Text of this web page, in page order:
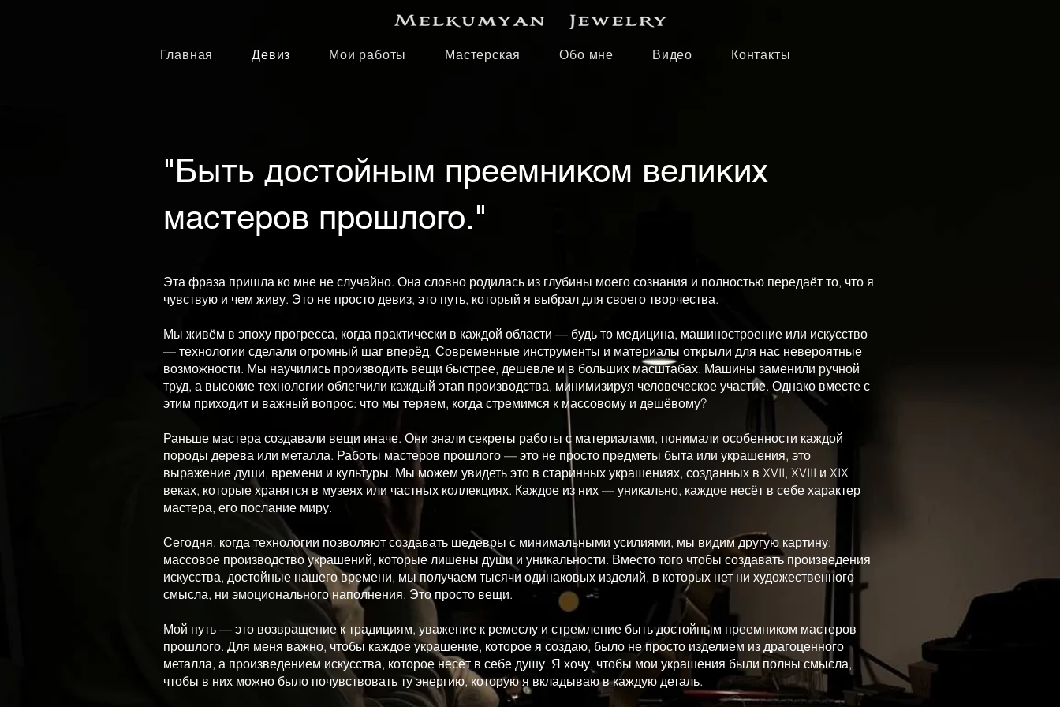
Главная Девиз Мои работы Мастерская Обо мне Видео Контакты
"Быть достойным преемником великих
мастеров прошлого."
Эта фраза пришла ко мне не случайно. Она словно родилась из глубины моего сознания и полностью передаёт то, что я
чувствую и чем живу. Это не просто девиз, это путь, который я выбрал для своего творчества.
Мы живём в эпоху прогресса, когда практически в каждой области — будь то медицина, машиностроение или искусство
— технологии сделали огромный шаг вперёд. Современные инструменты и материалы открыли для нас невероятные
возможности. Мы научились производить вещи быстрее, дешевле и в больших масштабах. Машины заменили ручной
труд, а высокие технологии облегчили каждый этап производства, минимизируя человеческое участие. Однако вместе с
этим приходит и важный вопрос: что мы теряем, когда стремимся к массовому и дешёвому?
Раньше мастера создавали вещи иначе. Они знали секреты работы с материалами, понимали особенности каждой
породы дерева или металла. Работы мастеров прошлого — это не просто предметы быта или украшения, это
выражение души, времени и культуры. Мы можем увидеть это в старинных украшениях, созданных в XVII, XVIII и XIX
веках, которые хранятся в музеях или частных коллекциях. Каждое из них — уникально, каждое несёт в себе характер
мастера, его послание миру.
Сегодня, когда технологии позволяют создавать шедевры с минимальными усилиями, мы видим другую картину:
массовое производство украшений, которые лишены души и уникальности. Вместо того чтобы создавать произведения
искусства, достойные нашего времени, мы получаем тысячи одинаковых изделий, в которых нет ни художественного
смысла, ни эмоционального наполнения. Это просто вещи.
Мой путь — это возвращение к традициям, уважение к ремеслу и стремление быть достойным преемником мастеров
прошлого. Для меня важно, чтобы каждое украшение, которое я создаю, было не просто изделием из драгоценного
металла, а произведением искусства, которое несёт в себе душу. Я хочу, чтобы мои украшения были полны смысла,
чтобы в них можно было почувствовать ту энергию, которую я вкладываю в каждую деталь.